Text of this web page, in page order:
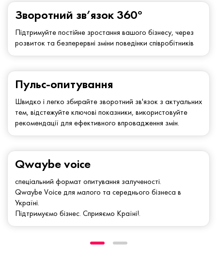
Зворотний зв’язок 360°
Підтримуйте постійне зростання вашого бізнесу, через
розвиток та безперервні зміни поведінки співробітників
Qwaybe voice
спеціальний формат опитування залученості.
Qwaybe Voice для малого та середнього бізнеса в
Україні.
Підтримуємо бізнес. Сприяємо Країні!.
Пульс-опитування
Швидко і легко збирайте зворотний зв'язок з актуальних
тем, відстежуйте ключові показники, використовуйте
рекомендації для ефективного впровадження змін.